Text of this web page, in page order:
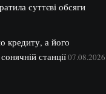
суттєві обсяги
кредиту, а його
станції07.08.2026